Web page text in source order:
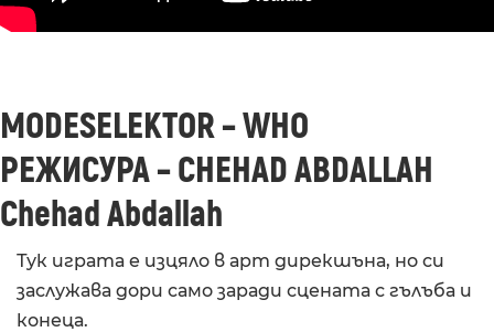
MODESELEKTOR – WHO
РЕЖИСУРА – CHEHAD ABDALLAH
Chehad Abdallah
Тук играта е изцяло в арт дирекшъна, но си
заслужава дори само заради сцената с гълъба и
конеца.